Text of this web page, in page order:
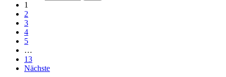
1
2
3
4
5
…
13
Nächste